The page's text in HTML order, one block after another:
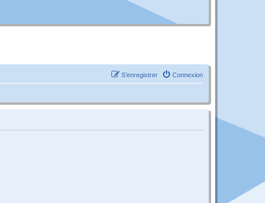
Connexion
S’enregistrer